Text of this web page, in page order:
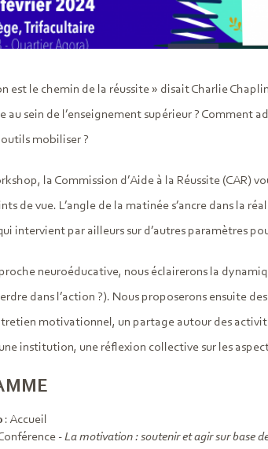
est le chemin de la réussite » disait Charlie
au sein de l’enseignement supérieur ? Comment
mobiliser ?
la Commission d’Aide à la Réussite
de vue. L’angle de la matinée s’ancre dans la
intervient par ailleurs sur d’autres paramètres
neuroéducative, nous éclairerons la
dans l’action ?). Nous proposerons ensuite
motivationnel, un partage autour des
institution, une réflexion collective sur les
: Accueil
-La motivation : soutenir et agir sur base